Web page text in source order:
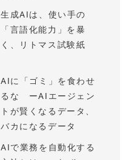
生成AIは、使い手の
「言語化能力」を暴
く、リトマス試験紙
AIに「ゴミ」を食わせ
るな ーAIエージェン
トが賢くなるデータ、
バカになるデータ
AIで業務を自動化する